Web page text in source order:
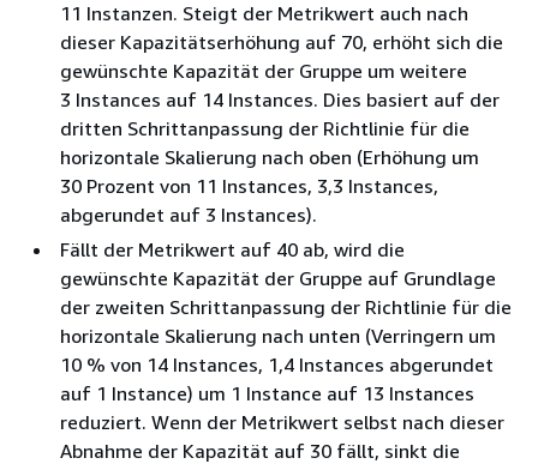
11 Instanzen. Steigt der Metrikwert auch nach
dieser Kapazitätserhöhung auf 70, erhöht sich die
gewünschte Kapazität der Gruppe um weitere
3 Instances auf 14 Instances. Dies basiert auf der
dritten Schrittanpassung der Richtlinie für die
horizontale Skalierung nach oben (Erhöhung um
30 Prozent von 11 Instances, 3,3 Instances,
abgerundet auf 3 Instances).
Fällt der Metrikwert auf 40 ab, wird die
gewünschte Kapazität der Gruppe auf Grundlage
der zweiten Schrittanpassung der Richtlinie für die
horizontale Skalierung nach unten (Verringern um
10 % von 14 Instances, 1,4 Instances abgerundet
auf 1 Instance) um 1 Instance auf 13 Instances
reduziert. Wenn der Metrikwert selbst nach dieser
Abnahme der Kapazität auf 30 fällt, sinkt die